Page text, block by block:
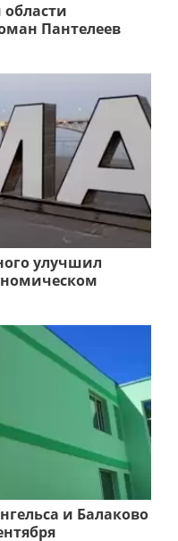
области
Пантелеев
улучшил
и Балаково